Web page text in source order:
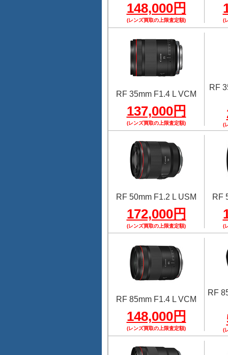
148,000円
(レンズ買取の上限査定額) (
RF 35mm F1.4 L VCM
137,000円
(レンズ買取の上限査定額)
RF
(
RF 50mm F1.2 L USM
172,000円
(レンズ買取の上限査定額)
RF
(
RF 85mm F1.4 L VCM
148,000円
(レンズ買取の上限査定額)
RF
(